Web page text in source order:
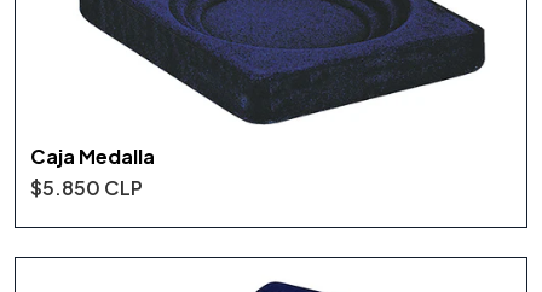
Caja Medalla
$5.850 CLP